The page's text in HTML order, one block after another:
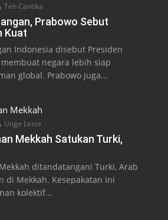
Teh Cantika
Prabowo Sebut
Kuat
Indonesia disebut Presiden
negara lebih siap
global. Prabowo juga...
Unge Lezta
Mekkah Satukan Turki,
ditandatangani Turki, Arab
di Mekkah. Kesepakatan ini
kolektif...